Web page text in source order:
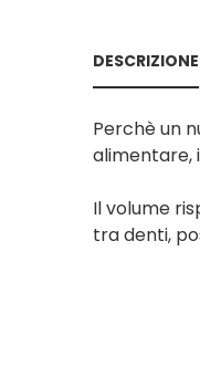
DESCRIZIONE
Perchè un
alimentare,
Il volume
tra denti,